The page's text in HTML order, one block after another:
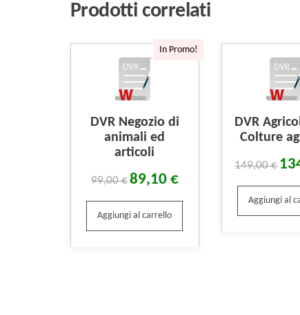
Prodotti correlati
In Promo!
DVR Negozio di
animali ed
articoli
99,00€89,10 €
Aggiungi al carrello
DVR
Colture
149,00€
Aggiungi al